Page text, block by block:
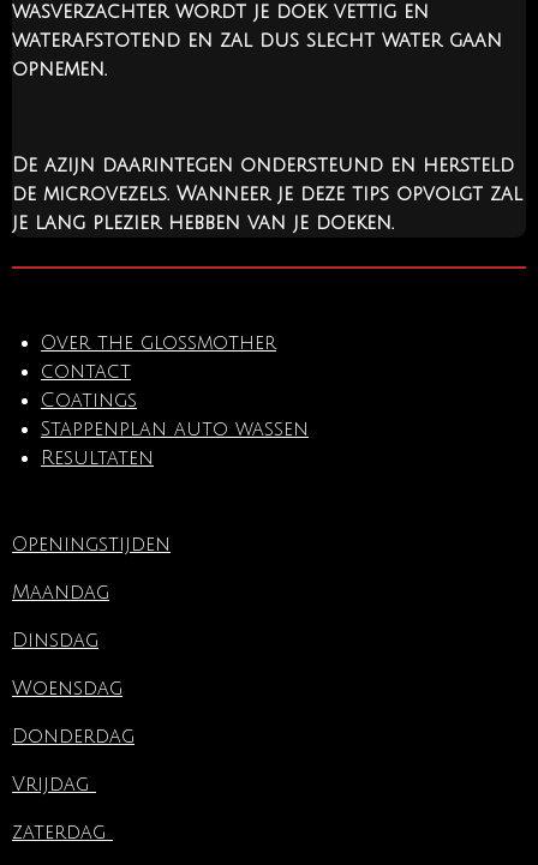
wasverzachter wordt je doek vettig en
waterafstotend en zal dus slecht water gaan
opnemen.
De azijn daarintegen ondersteund en hersteld
de microvezels. Wanneer je deze tips opvolgt zal
je lang plezier hebben van je doeken.
Over the glossmother
contact
Coatings
Stappenplan auto wassen
Resultaten
Openingstijden
Maandag
Dinsdag
Woensdag
Donderdag
Vrijdag
zaterdag